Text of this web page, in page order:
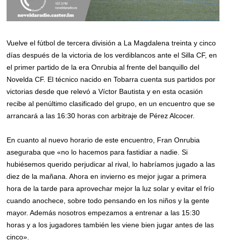
Vuelve el fútbol de tercera división a La Magdalena treinta y cinco
días después de la victoria de los verdiblancos ante el Silla CF, en
el primer partido de la era Onrubia al frente del banquillo del
Novelda CF. El técnico nacido en Tobarra cuenta sus partidos por
victorias desde que relevó a Víctor Bautista y en esta ocasión
recibe al penúltimo clasificado del grupo, en un encuentro que se
arrancará a las 16:30 horas con arbitraje de Pérez Alcocer.
En cuanto al nuevo horario de este encuentro, Fran Onrubia
aseguraba que «no lo hacemos para fastidiar a nadie. Si
hubiésemos querido perjudicar al rival, lo habríamos jugado a las
diez de la mañana. Ahora en invierno es mejor jugar a primera
hora de la tarde para aprovechar mejor la luz solar y evitar el frío
cuando anochece, sobre todo pensando en los niños y la gente
mayor. Además nosotros empezamos a entrenar a las 15:30
horas y a los jugadores también les viene bien jugar antes de las
cinco».